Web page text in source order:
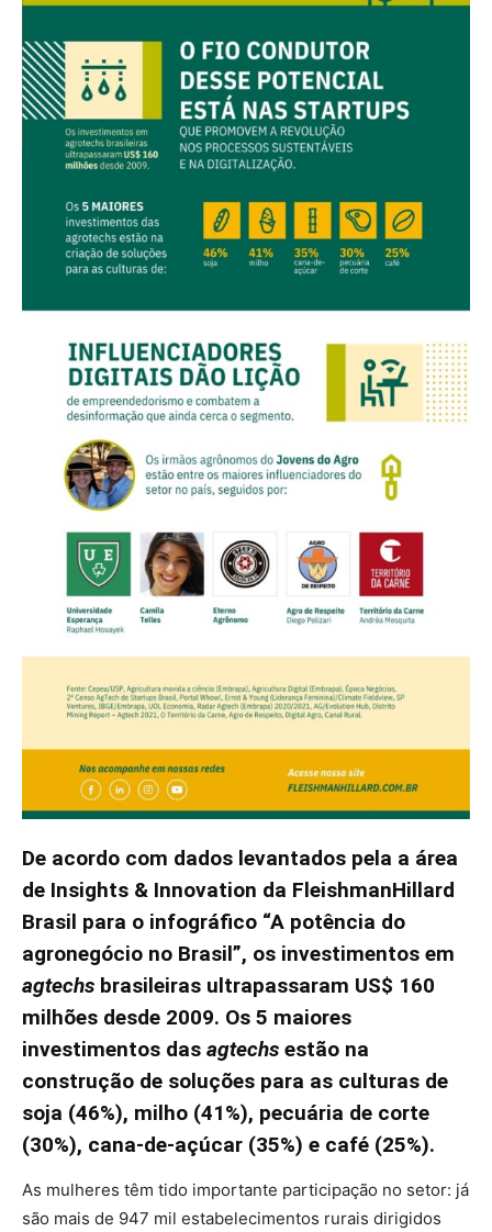
De acordo com dados levantados pela a área
de Insights & Innovation da FleishmanHillard
Brasil para o infográfico “A potência do
agronegócio no Brasil”, os investimentos em
agtechs brasileiras ultrapassaram US$ 160
milhões desde 2009. Os 5 maiores
investimentos das agtechs estão na
construção de soluções para as culturas de
soja (46%), milho (41%), pecuária de corte
(30%), cana-de-açúcar (35%) e café (25%).
As mulheres têm tido importante participação no setor: já
são mais de 947 mil estabelecimentos rurais dirigidos